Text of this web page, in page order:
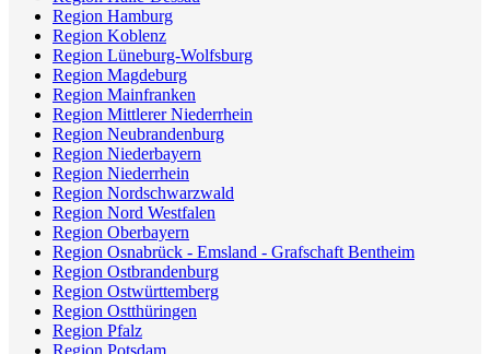
Region Hamburg
Region Koblenz
Region Lüneburg-Wolfsburg
Region Magdeburg
Region Mainfranken
Region Mittlerer Niederrhein
Region Neubrandenburg
Region Niederbayern
Region Niederrhein
Region Nordschwarzwald
Region Nord Westfalen
Region Oberbayern
Region Osnabrück - Emsland - Grafschaft Bentheim
Region Ostbrandenburg
Region Ostwürttemberg
Region Ostthüringen
Region Pfalz
Region Potsdam